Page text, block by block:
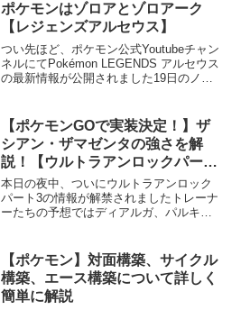
ポケモンはゾロアとゾロアーク
【レジェンズアルセウス】
つい先ほど、ポケモン公式Youtubeチャン
ネルにてPokémon LEGENDS アルセウス
の最新情報が公開されました19日のノイ
にクリアになったヒスイ地方の映像が...
【ポケモンGOで実装決定！】ザ
シアン・ザマゼンタの強さを解
説！【ウルトラアンロックパート
3サプライズ】
本日の夜中、ついにウルトラアンロック
パート3の情報が解禁されましたトレーナ
ーたちの予想ではディアルガ、パルキア
り広げられてましたが、結果はなんとザ
シアン・ザマゼンタの...
【ポケモン】対面構築、サイクル
構築、エース構築について詳しく
簡単に解説